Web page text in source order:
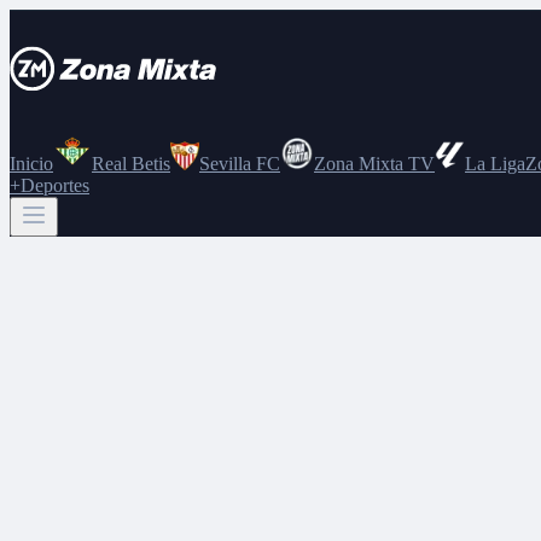
Inicio Real Betis Sevilla FC Zona Mixta TV La Liga
+Deportes